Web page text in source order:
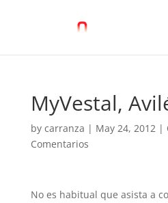
MyVestal,
by carranza | May 24, 2012|
Comentarios
No es habitual que asista a